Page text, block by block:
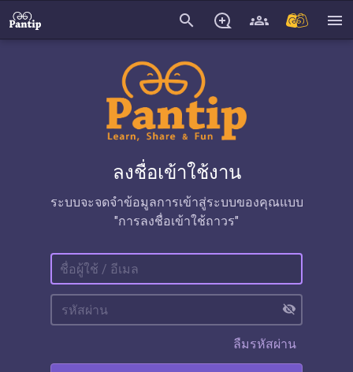
search menu
ลงชื่อเข้าใช้งาน
ระบบจะจดจำข้อมูลการเข้าสู่ระบบของคุณแบบ
"การลงชื่อเข้าใช้ถาวร"
visibility_off
ลืมรหัสผ่าน